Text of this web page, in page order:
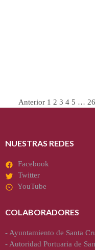
Paginación
entradas
Anterior 1 2 3 4 5 … 26
NUESTRAS REDES
Facebook
Twitter
YouTube
COLABORADORES
- Ayuntamiento de Santa
- Autoridad Portuaria de